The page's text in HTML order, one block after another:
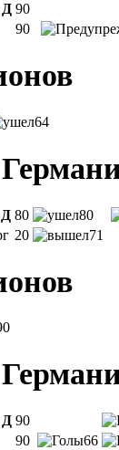
Д 90
90
64
Д 80
80
20 71
Д 90
90 66